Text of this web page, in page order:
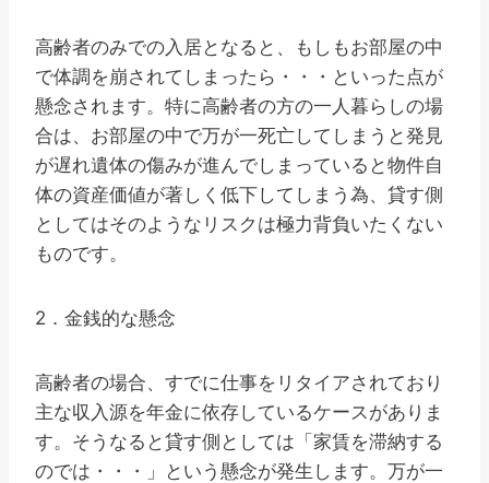
高齢者のみでの入居となると、もしもお部屋の中
で体調を崩されてしまったら・・・といった点が
懸念されます。特に高齢者の方の一人暮らしの場
合は、お部屋の中で万が一死亡してしまうと発見
が遅れ遺体の傷みが進んでしまっていると物件自
体の資産価値が著しく低下してしまう為、貸す側
としてはそのようなリスクは極力背負いたくない
ものです。
2．金銭的な懸念
高齢者の場合、すでに仕事をリタイアされており
主な収入源を年金に依存しているケースがありま
す。そうなると貸す側としては「家賃を滞納する
のでは・・・」という懸念が発生します。万が一